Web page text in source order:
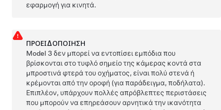
εφαρμογή για κινητά.
ΠΡΟΕΙΔΟΠΟΊΗΣΗ
Model 3 δεν μπορεί να εντοπίσει εμπόδια που
βρίσκονται στο τυφλό σημείο της κάμερας κοντά στα
μπροστινά φτερά του οχήματος, είναι πολύ στενά ή
κρέμονται από την οροφή (για παράδειγμα, ποδήλατα).
Επιπλέον, υπάρχουν πολλές απρόβλεπτες περιστάσεις
που μπορούν να επηρεάσουν αρνητικά την ικανότητα